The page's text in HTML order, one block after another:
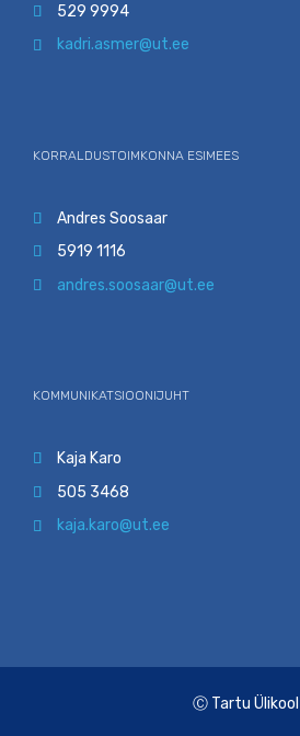
 529 9994
 kadri.asmer@ut.ee
KORRALDUSTOIMKONNA ESIMEES
 Andres Soosaar
 5919 1116
 andres.soosaar@ut.ee
KOMMUNIKATSIOONIJUHT
 Kaja Karo
 505 3468
 kaja.karo@ut.ee
Ⓒ Tartu Ülikool